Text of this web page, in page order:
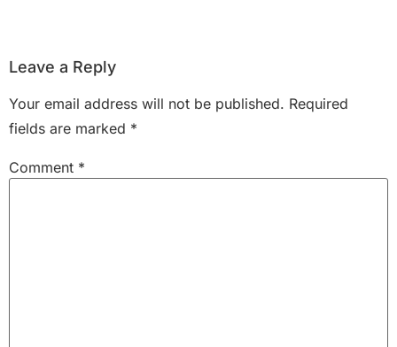
Leave a Reply
Your email address will not be published. Required
fields are marked *
Comment *